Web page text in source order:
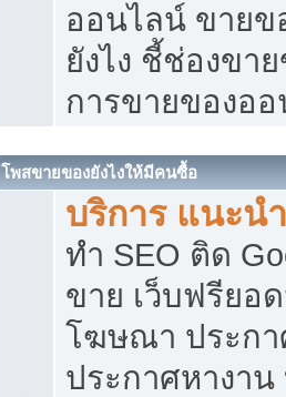
ออนไลน์ ขายข
ยังไง ชี้ช่องขา
การขายของอ
โพสขายของยังไงให้มีคนซื้อ
บริการ แนะน
ทำ SEO ติด
ขาย เว็บฟรียอ
โฆษณา ประกา
ประกาศหางา